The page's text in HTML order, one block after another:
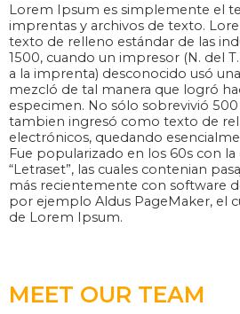
Lorem Ipsum es simplemente el
imprentas y archivos de texto.
texto de relleno estándar de las
1500, cuando un impresor (N. del
a la imprenta) desconocido usó
mezcló de tal manera que logró
especimen. No sólo sobrevivió 500
tambien ingresó como texto de
electrónicos, quedando
Fue popularizado en los 60s con la
“Letraset”, las cuales contenian
más recientemente con software
por ejemplo Aldus PageMaker, el
de Lorem Ipsum.
MEET OUR TEAM